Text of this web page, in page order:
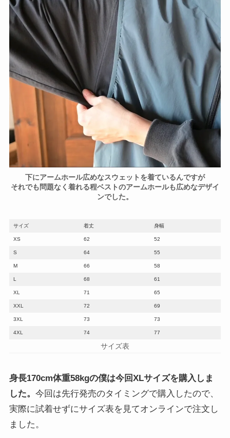
下にアームホール広めなスウェットを着ているんですが
それでも問題なく着れる程ベストのアームホールも広めなデザイ
ンでした。
サイズ 着丈 身幅
XS 62 52
S 64 55
M 66 58
L 68 61
XL 71 65
XXL 72 69
3XL 73 73
4XL 74 77
サイズ表
身長170cm体重58kgの僕は今回XLサイズを購入しま
した。 今回は先行発売のタイミングで購入したので、
実際に試着せずにサイズ表を見てオンラインで注文し
ました。